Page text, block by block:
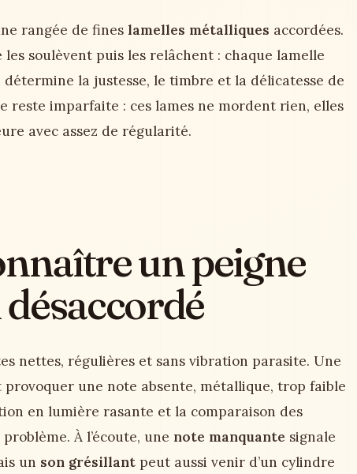
rangée de fines lamelles métalliques accordées.
les soulèvent puis les relâchent : chaque lamelle
la justesse, le timbre et la délicatesse de
reste imparfaite : ces lames ne mordent rien, elles
avec assez de régularité.
un peigne
nettes, régulières et sans vibration parasite. Une
une note absente, métallique, trop faible
en lumière rasante et la comparaison des
À l’écoute, une note manquante signale
un son grésillant peut aussi venir d’un cylindre